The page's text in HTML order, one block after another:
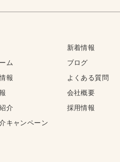
ム
報
介
キャンペーン
新着情報
ブログ
よくある質問
会社概要
採用情報